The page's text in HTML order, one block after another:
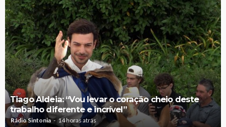
Tiago Aldeia: “Vou levar o coração cheio deste
trabalho diferente e incrível”
Rádio Sintonia 14 horas atrás